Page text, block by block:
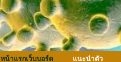
หน้าแรกเว็บบอร์ด แนะนำตัว